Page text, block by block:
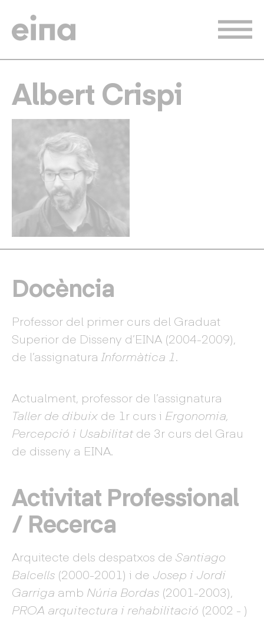
Albert Crispi
Docència
Professor del primer curs del Graduat
Superior de Disseny d’EINA (2004-2009),
de l’assignatura Informàtica 1.
Actualment, professor de l’assignatura
Taller de dibuix de 1r curs i Ergonomia,
Percepció i Usabilitat de 3r curs del Grau
de disseny a EINA.
Activitat Professional
/ Recerca
Arquitecte dels despatxos de Santiago
Balcells (2000-2001) i de Josep i Jordi
Garriga amb Núria Bordas (2001-2003),
PROA arquitectura i rehabilitació (2002 - )